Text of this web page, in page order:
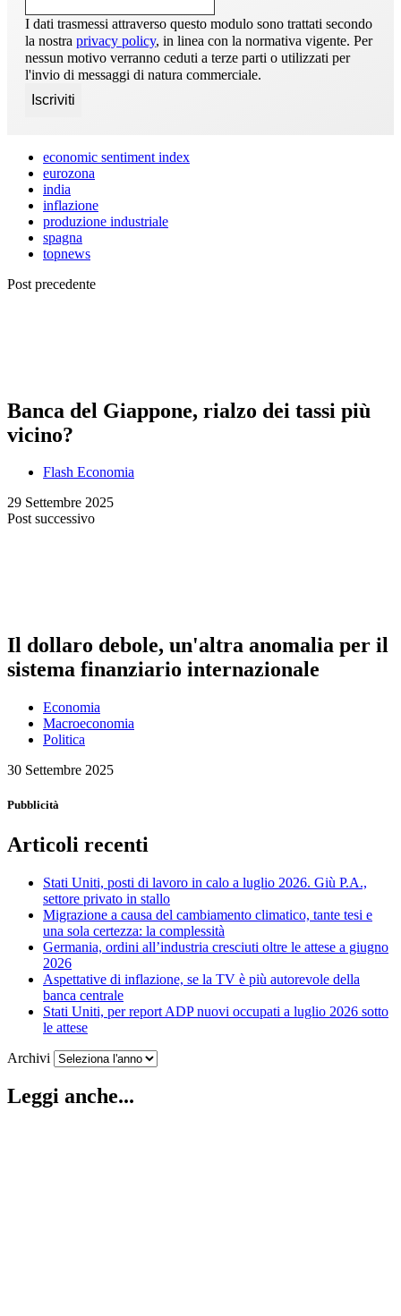
I dati trasmessi attraverso questo modulo sono trattati secondo
la nostra privacy policy, in linea con la normativa vigente. Per
nessun motivo verranno ceduti a terze parti o utilizzati per
l'invio di messaggi di natura commerciale.
economic sentiment index
eurozona
india
inflazione
produzione industriale
spagna
topnews
Post precedente
Banca del Giappone, rialzo dei tassi più
vicino?
Flash Economia
29 Settembre 2025
Post successivo
Il dollaro debole, un'altra anomalia per il
sistema finanziario internazionale
Economia
Macroeconomia
Politica
30 Settembre 2025
Pubblicità
Articoli recenti
Stati Uniti, posti di lavoro in calo a luglio 2026. Giù P.A.,
settore privato in stallo
Migrazione a causa del cambiamento climatico, tante tesi e
una sola certezza: la complessità
Germania, ordini all’industria cresciuti oltre le attese a giugno
2026
Aspettative di inflazione, se la TV è più autorevole della
banca centrale
Stati Uniti, per report ADP nuovi occupati a luglio 2026 sotto
le attese
Archivi
Leggi anche...